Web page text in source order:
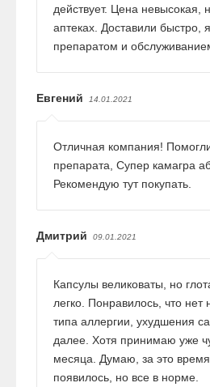
действует. Цена невысокая,
аптеках. Доставили быстро,
препаратом и
Евгений 14.01.2021
Отличная компания!
препарата, Супер камагра
Рекомендую тут покупать.
Дмитрий 09.01.2021
Капсулы великоваты, но
легко. Понравилось, что нет
типа аллергии, ухудшения
далее. Хотя принимаю уже
месяца. Думаю, за это
появилось, но все в норме.